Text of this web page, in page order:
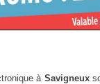
à Savigneux